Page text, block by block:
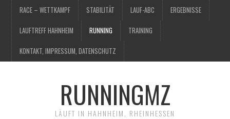
RACE – WETTKAMPF STABILITÄT LAUF-ABC ERGEBNISSE
LAUFTREFF HAHNHEIM RUNNING TRAINING
KONTAKT, IMPRESSUM, DATENSCHUTZ
RUNNINGMZ
LÄUFT IN HAHNHEIM, RHEINHESSEN